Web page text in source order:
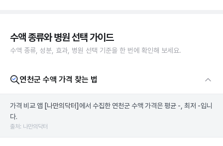
수액 종류와 병원 선택 가이드
수액 종류, 성분, 효과, 병원 선택 기준을 한 번에 확인해 보세요.
연천군 수액 가격 찾는 법
가격 비교 앱 [나만의닥터] 에서 수집한 연천군 수액 가격은 평균 -, 최저 -입니
다.
출처: 나만의닥터